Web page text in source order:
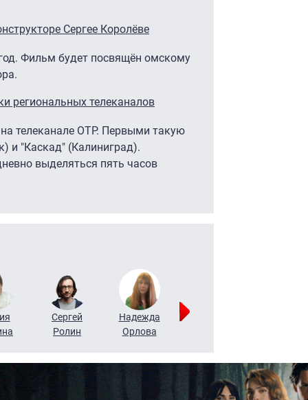
Сергее Королёве
Фильм будет посвящён омскому
региональных телеканалов
телеканале ОТР. Первыми такую
и "Каскад" (Калиниград).
выделяться пять часов
Сергей
Ролин
Надежда
Орлова